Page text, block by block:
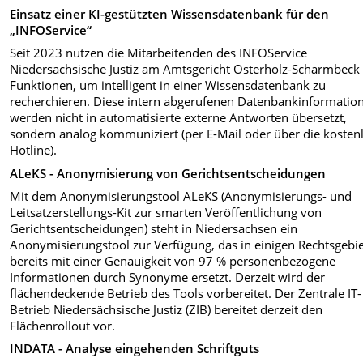
Einsatz einer KI-gestützten Wissensdatenbank für den
„INFOService“
Seit 2023 nutzen die Mitarbeitenden des INFOService
Niedersächsische Justiz am Amtsgericht Osterholz-Scharmbeck
Funktionen, um intelligent in einer Wissensdatenbank zu
recherchieren. Diese intern abgerufenen
werden nicht in automatisierte externe Antworten übersetzt,
sondern analog kommuniziert (per E-Mail oder über die
Hotline).
ALeKS - Anonymisierung von Gerichtsentscheidungen
Mit dem Anonymisierungstool ALeKS (Anonymisierungs- und
Leitsatzerstellungs-Kit zur smarten Veröffentlichung von
Gerichtsentscheidungen) steht in Niedersachsen ein
Anonymisierungstool zur Verfügung, das in einigen
bereits mit einer Genauigkeit von 97 % personenbezogene
Informationen durch Synonyme ersetzt. Derzeit wird der
flächendeckende Betrieb des Tools vorbereitet. Der Zentrale IT-
Betrieb Niedersächsische Justiz (ZIB) bereitet derzeit den
Flächenrollout vor.
INDATA - Analyse eingehenden Schriftguts